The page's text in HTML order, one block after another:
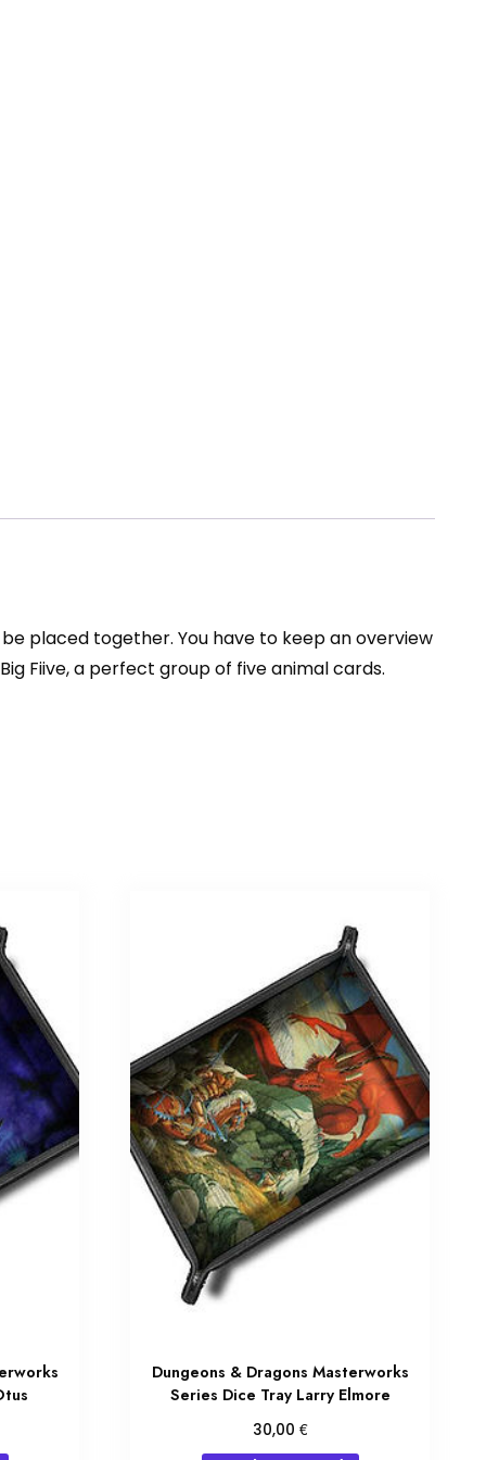
placed together. You have to keep an overview
Fiive, a perfect group of five animal cards.
Dungeons & Dragons Masterworks
Series Dice Tray Larry Elmore
30,00 €